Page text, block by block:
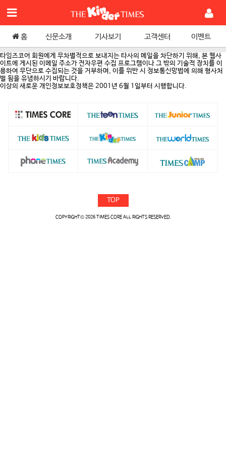
홈 신문소개 기사보기 고객센터 이벤트
타임즈코어 회원에게 무차별적으로 보내지는 타사의 메일을 차단하기 위해, 본 웹사
이트에 게시된 이메일 주소가 전자우편 수집 프로그램이나 그 밖의 기술적 장치를 이
용하여 무단으로 수집되는 것을 거부하며, 이를 위반 시 정보통신망법에 의해 형사처
벌 됨을 유념하시기 바랍니다.
이상의 새로운 개인정보보호정책은 2001년 6월 1일부터 시행합니다.
TOP
COPYRIGHT© 2026 TIMES CORE ALL RIGHTS RESERVED.